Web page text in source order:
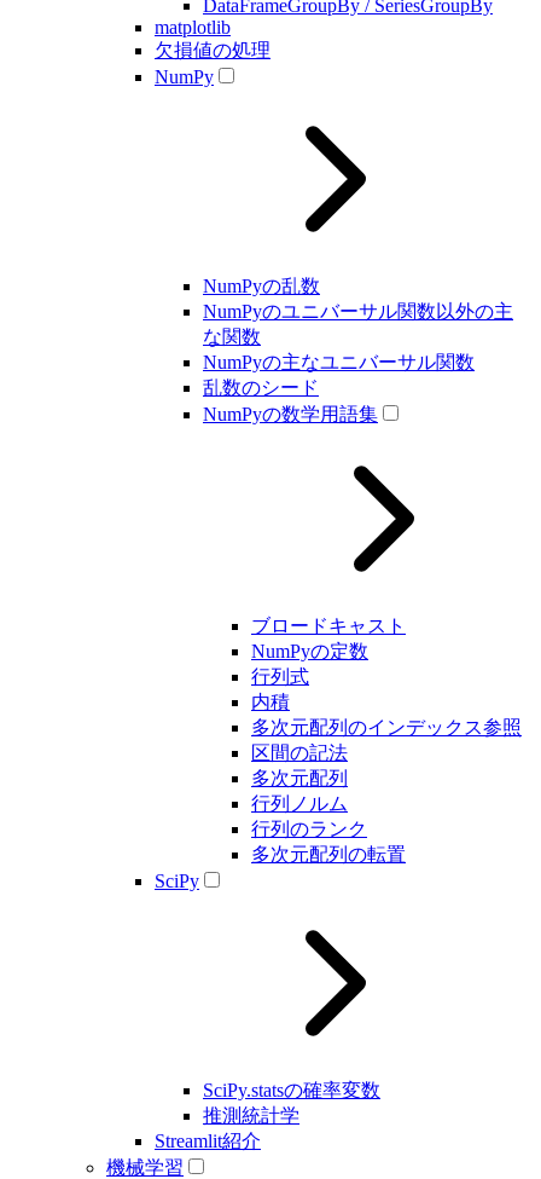
DataFrameGroupBy / SeriesGroupBy
matplotlib
欠損値の処理
NumPy
NumPyの乱数
NumPyのユニバーサル関数以外の主
な関数
NumPyの主なユニバーサル関数
乱数のシード
NumPyの数学用語集
ブロードキャスト
NumPyの定数
行列式
内積
多次元配列のインデックス参照
区間の記法
多次元配列
行列ノルム
行列のランク
多次元配列の転置
SciPy
SciPy.statsの確率変数
推測統計学
Streamlit紹介
機械学習